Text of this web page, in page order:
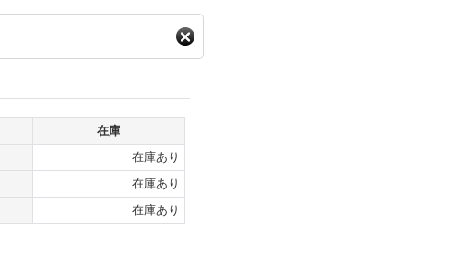
在庫
在庫あり
在庫あり
在庫あり